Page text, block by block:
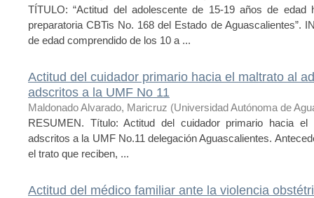
TÍTULO: “Actitud del adolescente de 15-19 años de
preparatoria CBTis No. 168 del Estado de Aguascalientes”.
de edad comprendido de los 10 a ...
Actitud del cuidador primario hacia el maltrato al
adscritos a la UMF No 11
Maldonado Alvarado, Maricruz (Universidad Autónoma de
RESUMEN. Título: Actitud del cuidador primario hacia
adscritos a la UMF No.11 delegación Aguascalientes.
el trato que reciben, ...
Actitud del médico familiar ante la violencia